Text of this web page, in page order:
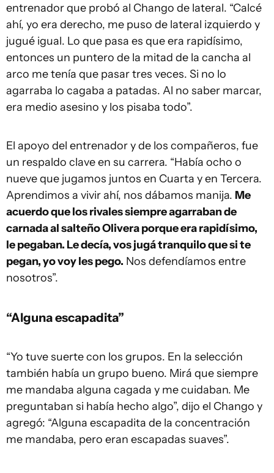
entrenador que probó al Chango de lateral. “Calcé
ahí, yo era derecho, me puso de lateral izquierdo y
jugué igual. Lo que pasa es que era rapidísimo,
entonces un puntero de la mitad de la cancha al
arco me tenía que pasar tres veces. Si no lo
agarraba lo cagaba a patadas. Al no saber marcar,
era medio asesino y los pisaba todo”.
El apoyo del entrenador y de los compañeros, fue
un respaldo clave en su carrera. “Había ocho o
nueve que jugamos juntos en Cuarta y en Tercera.
Aprendimos a vivir ahí, nos dábamos manija. Me
acuerdo que los rivales siempre agarraban de
carnada al salteño Olivera porque era rapidísimo,
le pegaban. Le decía, vos jugá tranquilo que si te
pegan, yo voy les pego. Nos defendíamos entre
nosotros”.
“Alguna escapadita”
“Yo tuve suerte con los grupos. En la selección
también había un grupo bueno. Mirá que siempre
me mandaba alguna cagada y me cuidaban. Me
preguntaban si había hecho algo”, dijo el Chango y
agregó: “Alguna escapadita de la concentración
me mandaba, pero eran escapadas suaves”.